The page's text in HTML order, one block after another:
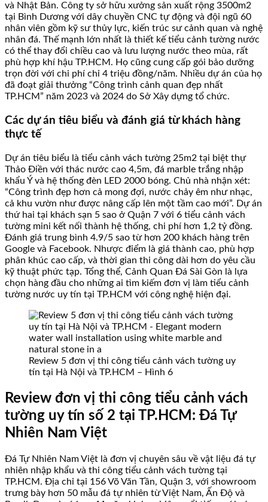
và Nhật Bản. Công ty sở hữu xưởng sản xuất rộng 3500m2
tại Bình Dương với dây chuyền CNC tự động và đội ngũ 60
nhân viên gồm kỹ sư thủy lực, kiến trúc sư cảnh quan và nghệ
nhân đá. Thế mạnh lớn nhất là thiết kế tiểu cảnh tường nước
có thể thay đổi chiều cao và lưu lượng nước theo mùa, rất
phù hợp khí hậu TP.HCM. Họ cũng cung cấp gói bảo dưỡng
trọn đời với chi phí chỉ 4 triệu đồng/năm. Nhiều dự án của họ
đã đoạt giải thưởng “Công trình cảnh quan đẹp nhất
TP.HCM” năm 2023 và 2024 do Sở Xây dựng tổ chức.
Các dự án tiêu biểu và đánh giá từ khách hàng
thực tế
Dự án tiêu biểu là tiểu cảnh vách tường 25m2 tại biệt thự
Thảo Điền với thác nước cao 4,5m, đá marble trắng nhập
khẩu Ý và hệ thống đèn LED 2000 bóng. Chủ nhà nhận xét:
“Công trình đẹp hơn cả mong đợi, nước chảy êm như nhạc,
cả khu vườn như được nâng cấp lên một tầm cao mới”. Dự án
thứ hai tại khách sạn 5 sao ở Quận 7 với 6 tiểu cảnh vách
tường mini kết nối thành hệ thống, chi phí hơn 1,2 tỷ đồng.
Đánh giá trung bình 4.9/5 sao từ hơn 200 khách hàng trên
Google và Facebook. Nhược điểm là giá thành cao, phù hợp
phân khúc cao cấp, và thời gian thi công dài hơn do yêu cầu
kỹ thuật phức tạp. Tổng thể, Cảnh Quan Đá Sài Gòn là lựa
chọn hàng đầu cho những ai tìm kiếm đơn vị làm tiểu cảnh
tường nước uy tín tại TP.HCM với công nghệ hiện đại.
Review 5 đơn vị thi công tiểu cảnh vách tường uy
tín tại Hà Nội và TP.HCM – Hình 6
Review đơn vị thi công tiểu cảnh vách
tường uy tín số 2 tại TP.HCM: Đá Tự
Nhiên Nam Việt
Đá Tự Nhiên Nam Việt là đơn vị chuyên sâu về vật liệu đá tự
nhiên nhập khẩu và thi công tiểu cảnh vách tường tại
TP.HCM. Địa chỉ tại 156 Võ Văn Tần, Quận 3, với showroom
trưng bày hơn 50 mẫu đá tự nhiên từ Việt Nam, Ấn Độ và